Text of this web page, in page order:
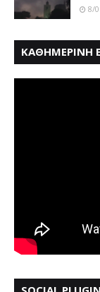
8/
ΚΑΘΗΜΕΡΙΝΗ